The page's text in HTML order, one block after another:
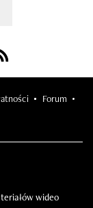
us on Rss
Forum
wideo